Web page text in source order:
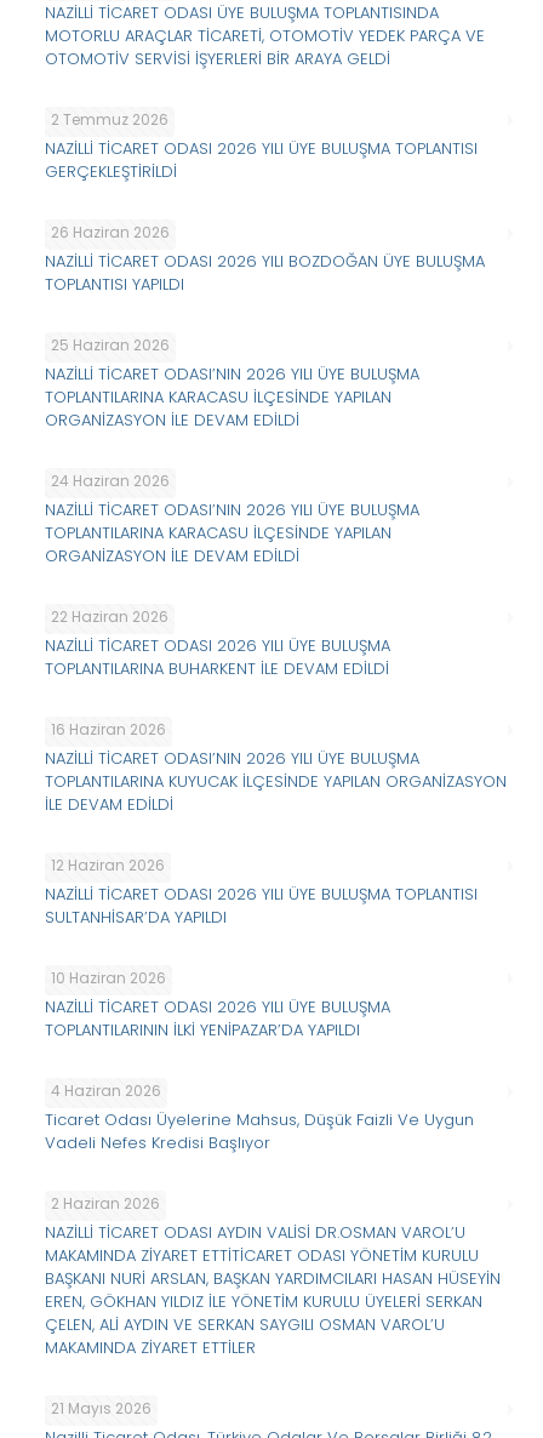
NAZİLLİ TİCARET ODASI ÜYE BULUŞMA TOPLANTISINDA
MOTORLU ARAÇLAR TİCARETİ, OTOMOTİV YEDEK PARÇA VE
OTOMOTİV SERVİSİ İŞYERLERİ BİR ARAYA GELDİ
2 Temmuz 2026
NAZİLLİ TİCARET ODASI 2026 YILI ÜYE BULUŞMA TOPLANTISI
GERÇEKLEŞTİRİLDİ
26 Haziran 2026
NAZİLLİ TİCARET ODASI 2026 YILI BOZDOĞAN ÜYE BULUŞMA
TOPLANTISI YAPILDI
25 Haziran 2026
NAZİLLİ TİCARET ODASI’NIN 2026 YILI ÜYE BULUŞMA
TOPLANTILARINA KARACASU İLÇESİNDE YAPILAN
ORGANİZASYON İLE DEVAM EDİLDİ
24 Haziran 2026
NAZİLLİ TİCARET ODASI’NIN 2026 YILI ÜYE BULUŞMA
TOPLANTILARINA KARACASU İLÇESİNDE YAPILAN
ORGANİZASYON İLE DEVAM EDİLDİ
22 Haziran 2026
NAZİLLİ TİCARET ODASI 2026 YILI ÜYE BULUŞMA
TOPLANTILARINA BUHARKENT İLE DEVAM EDİLDİ
16 Haziran 2026
NAZİLLİ TİCARET ODASI’NIN 2026 YILI ÜYE BULUŞMA
TOPLANTILARINA KUYUCAK İLÇESİNDE YAPILAN ORGANİZASYON
İLE DEVAM EDİLDİ
12 Haziran 2026
NAZİLLİ TİCARET ODASI 2026 YILI ÜYE BULUŞMA TOPLANTISI
SULTANHİSAR’DA YAPILDI
10 Haziran 2026
NAZİLLİ TİCARET ODASI 2026 YILI ÜYE BULUŞMA
TOPLANTILARININ İLKİ YENİPAZAR’DA YAPILDI
4 Haziran 2026
Ticaret Odası Üyelerine Mahsus, Düşük Faizli Ve Uygun
Vadeli Nefes Kredisi Başlıyor
2 Haziran 2026
NAZİLLİ TİCARET ODASI AYDIN VALİSİ DR.OSMAN VAROL’U
MAKAMINDA ZİYARET ETTİTİCARET ODASI YÖNETİM KURULU
BAŞKANI NURİ ARSLAN, BAŞKAN YARDIMCILARI HASAN HÜSEYİN
EREN, GÖKHAN YILDIZ İLE YÖNETİM KURULU ÜYELERİ SERKAN
ÇELEN, ALİ AYDIN VE SERKAN SAYGILI OSMAN VAROL’U
MAKAMINDA ZİYARET ETTİLER
21 Mayıs 2026